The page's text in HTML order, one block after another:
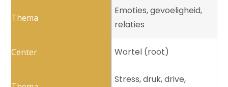
Emoties, gevoeligheid,
relaties
Wortel (root)
Stress, druk, drive,